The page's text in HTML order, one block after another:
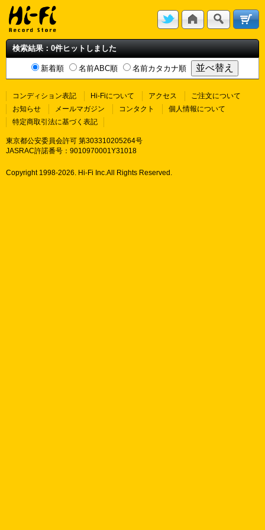
検索結果：0件ヒットしました
新着順 名前ABC順 名前カタカナ順
コンディション表記 Hi-Fiについて アクセス
ご注文について
お知らせ
メールマガジン コンタクト
個人情報について
特定商取引法に基づく表記
東京都公安委員会許可 第303310205264号
JASRAC許諾番号：9010970001Y31018
Copyright 1998-2026. Hi-Fi Inc.All Rights Reserved.